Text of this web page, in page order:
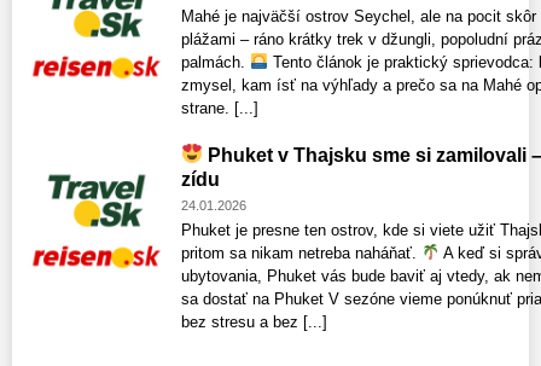
Mahé je najväčší ostrov Seychel, ale na pocit
plážami – ráno krátky trek v džungli, popoludní
palmách.
Tento článok je praktický
zmysel, kam ísť na výhľady a prečo sa na Mahé
strane. [...]
Phuket v Thajsku sme si zamilovali
zídu
24.01.2026
Phuket je presne ten ostrov, kde si viete užiť
pritom sa nikam netreba naháňať.
A keď si
ubytovania, Phuket vás bude baviť aj vtedy, ak
sa dostať na Phuket V sezóne vieme ponúknuť
bez stresu a bez [...]